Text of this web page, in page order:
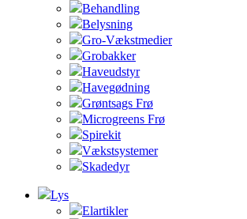
Behandling
Belysning
Gro-Vækstmedier
Grobakker
Haveudstyr
Havegødning
Grøntsags Frø
Microgreens Frø
Spirekit
Vækstsystemer
Skadedyr
Lys
Elartikler